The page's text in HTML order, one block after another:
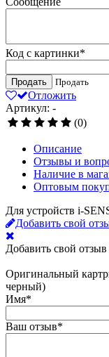
Код с картинки*
Продать Продать
Отложить
Артикул: -
(0)
Описание
Отзывы и
Наличие в
Оптовым
Для устройств i-
Добавить свой
Добавить свой
Оригинальный
черный)
Имя*
Ваш отзыв*